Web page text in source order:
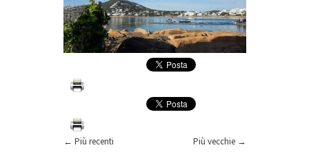
← Più recenti Più vecchie →